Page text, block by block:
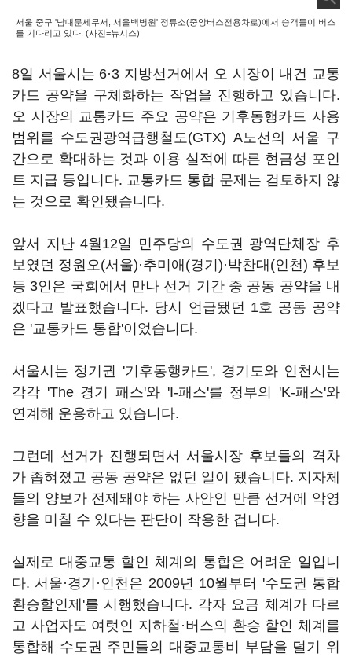
서울 중구 '남대문세무서, 서울백병원' 정류소(중앙버스전용차로)에서 승객들이 버스
를 기다리고 있다. (사진=뉴시스)
8일 서울시는 6·3 지방선거에서 오 시장이 내건 교통
카드 공약을 구체화하는 작업을 진행하고 있습니다.
오 시장의 교통카드 주요 공약은 기후동행카드 사용
범위를 수도권광역급행철도(GTX) A노선의 서울 구
간으로 확대하는 것과 이용 실적에 따른 현금성 포인
트 지급 등입니다. 교통카드 통합 문제는 검토하지 않
는 것으로 확인됐습니다.
앞서 지난 4월12일 민주당의 수도권 광역단체장 후
보였던 정원오(서울)·추미애(경기)·박찬대(인천) 후보
등 3인은 국회에서 만나 선거 기간 중 공동 공약을 내
겠다고 발표했습니다. 당시 언급됐던 1호 공동 공약
은 '교통카드 통합'이었습니다.
서울시는 정기권 '기후동행카드', 경기도와 인천시는
각각 'The 경기 패스'와 'I-패스'를 정부의 'K-패스'와
연계해 운용하고 있습니다.
그런데 선거가 진행되면서 서울시장 후보들의 격차
가 좁혀졌고 공동 공약은 없던 일이 됐습니다. 지자체
들의 양보가 전제돼야 하는 사안인 만큼 선거에 악영
향을 미칠 수 있다는 판단이 작용한 겁니다.
실제로 대중교통 할인 체계의 통합은 어려운 일입니
다. 서울·경기·인천은 2009년 10월부터 '수도권 통합
환승할인제'를 시행했습니다. 각자 요금 체계가 다르
고 사업자도 여럿인 지하철·버스의 환승 할인 체계를
통합해 수도권 주민들의 대중교통비 부담을 덜기 위